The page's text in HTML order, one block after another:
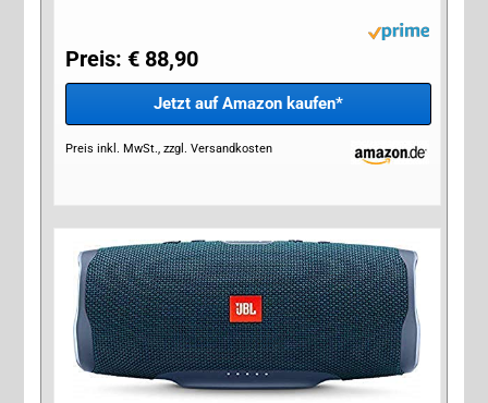
Preis: € 88,90
Jetzt auf Amazon kaufen*
Preis inkl. MwSt., zzgl. Versandkosten